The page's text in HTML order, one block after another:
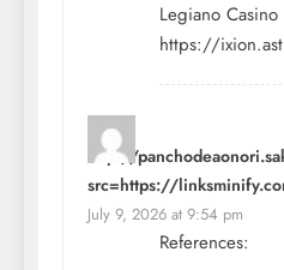
Legiano
https://
http://
src=https://
July 9, 2026 at 9:54 pm
References: